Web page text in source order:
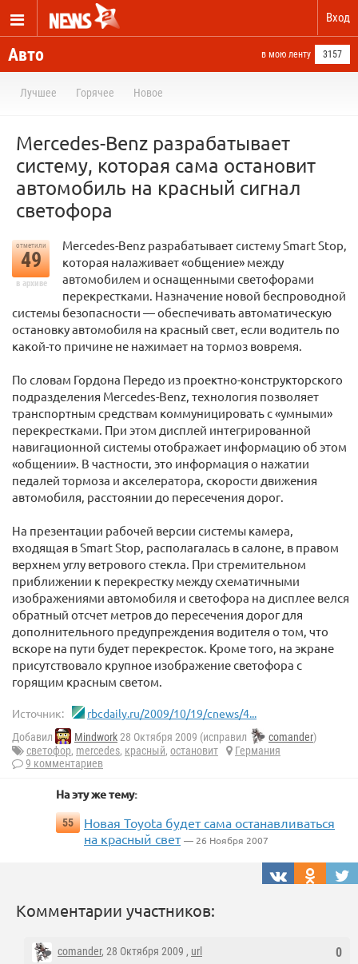
Вход
Авто в мою ленту 3157
Лучшее Горячее Новое
Mercedes-Benz разрабатывает
систему, которая сама остановит
автомобиль на красный сигнал
светофора
отметили
49
в архиве
Mercedes-Benz разрабатывает систему Smart Stop,
которая налаживает «общение» между
автомобилем и оснащенными светофорами
перекрестками. Назначение новой беспроводной
системы безопасности — обеспечивать автоматиче­скую
остановку автомобиля на красный свет, если водитель по
какой-то причине не нажимает на тормоз вовремя.
По словам Гордона Передо из проектно-конструкторского
подразделения Mercedes-Benz, технология позволяет
транспортным средствам коммуницировать с «умными»
перекрестками. При этом дисплей интегрированной
навигационной системы отображает информацию об этом
«общении». В частности, это информация о нажатии
педалей тормоза и акселератора, скорости движения
автомобиля, расстоянии до пересечения дорог.
На презентации рабочей версии системы камера,
входящая в Smart Stop, располагалась в салоне, в правом
верхнем углу ветрового стекла. При стремительном
приближении к перекрестку между схематичными
изображениями автомобиля и светофора на дисплее велся
обратный отсчет метров до пересечения дорог для
дополнительного предупреждения водителя о том, что
вскоре на пути будет перекресток. Кроме того, на экране
присутствовало крупное изображение светофора с
горящим красным светом.
Источник: rbcdaily.ru/2009/10/19/cnews/4...
Добавил Mindwork28 Октября 2009 (исправил comander)
светофор, mercedes, красный, остановит
Германия
9 комментариев
На эту же тему:
55
Новая Toyota будет сама останавливаться
на красный свет — 26 Ноября 2007
Комментарии участников:
0
comander, 28 Октября 2009 , url